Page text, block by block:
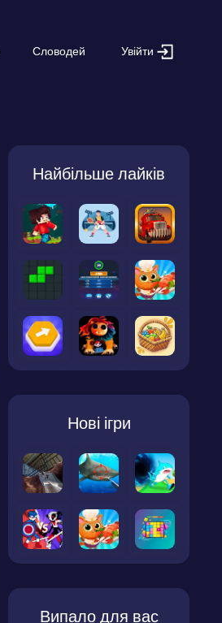
Словодей Увійти
Найбільше лайків
Нові ігри
Випало для вас